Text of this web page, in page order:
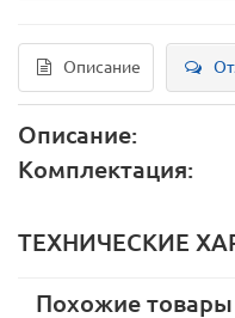
Описание
Описание:
Комплектация:
ТЕХНИЧЕСКИЕ
Похожие товары